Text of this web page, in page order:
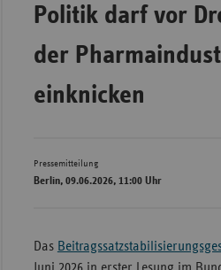
Politik darf vor
der
einknicken
Pressemitteilung
Berlin, 09.06.2026, 11:00 Uhr
Das